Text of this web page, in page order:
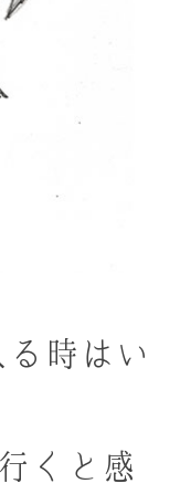
る時はい
と感